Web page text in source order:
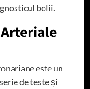
bolii.
este un
de teste și